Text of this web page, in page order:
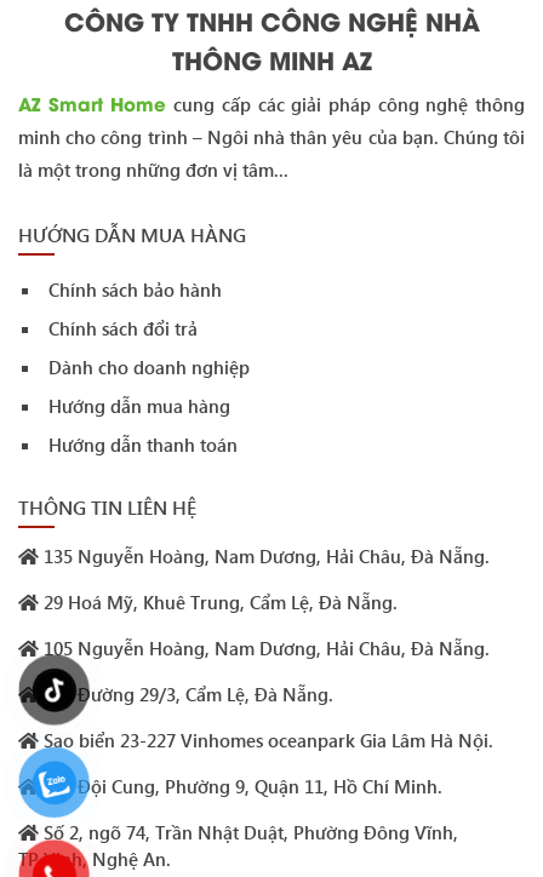
CÔNG TY TNHH CÔNG NGHỆ NHÀ
THÔNG MINH AZ
AZ Smart Home cung cấp các giải pháp công nghệ thông
minh cho công trình – Ngôi nhà thân yêu của bạn. Chúng tôi
là một trong những đơn vị tâm...
HƯỚNG DẪN MUA HÀNG
Chính sách bảo hành
Chính sách đổi trả
Dành cho doanh nghiệp
Hướng dẫn mua hàng
Hướng dẫn thanh toán
THÔNG TIN LIÊN HỆ
135 Nguyễn Hoàng, Nam Dương, Hải Châu, Đà Nẵng.
29 Hoá Mỹ, Khuê Trung, Cẩm Lệ, Đà Nẵng.
105 Nguyễn Hoàng, Nam Dương, Hải Châu, Đà Nẵng.
293 Đường 29/3, Cẩm Lệ, Đà Nẵng.
Sao biển 23-227 Vinhomes oceanpark Gia Lâm Hà Nội.
132 Đội Cung, Phường 9, Quận 11, Hồ Chí Minh.
Số 2, ngõ 74, Trần Nhật Duật, Phường Đông Vĩnh,
TP.Vinh, Nghệ An.